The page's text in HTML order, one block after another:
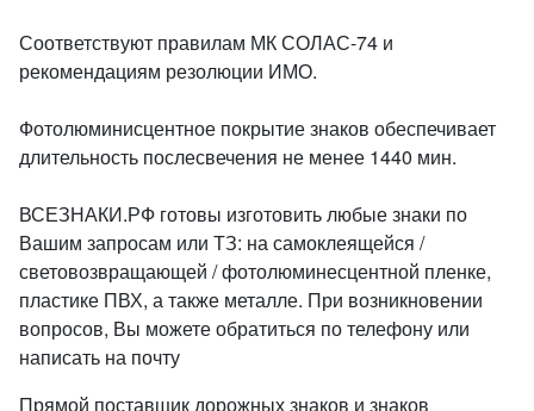
Соответствуют правилам МК СОЛАС-74 и
рекомендациям резолюции ИМО.
Фотолюминисцентное покрытие знаков обеспечивает
длительность послесвечения не менее 1440 мин.
ВСЕЗНАКИ.РФ готовы изготовить любые знаки по
Вашим запросам или ТЗ: на самоклеящейся /
световозвращающей / фотолюминесцентной пленке,
пластике ПВХ, а также металле. При возникновении
вопросов, Вы можете обратиться по телефону или
написать на почту
Прямой поставщик дорожных знаков и знаков